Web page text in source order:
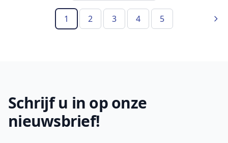
1(Huidige pagina)
2 3 4 5
Schrijf u in op onze
nieuwsbrief!